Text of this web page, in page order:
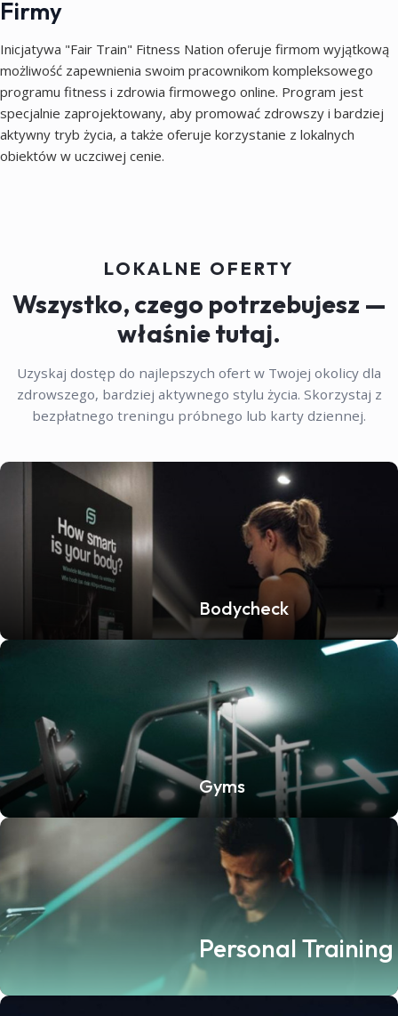
Firmy
Inicjatywa "Fair Train" Fitness Nation oferuje firmom wyjątkową
możliwość zapewnienia swoim pracownikom kompleksowego
programu fitness i zdrowia firmowego online. Program jest
specjalnie zaprojektowany, aby promować zdrowszy i bardziej
aktywny tryb życia, a także oferuje korzystanie z lokalnych
obiektów w uczciwej cenie.
LOKALNE OFERTY
Wszystko, czego potrzebujesz —
właśnie tutaj.
Uzyskaj dostęp do najlepszych ofert w Twojej okolicy dla
zdrowszego, bardziej aktywnego stylu życia. Skorzystaj z
bezpłatnego treningu próbnego lub karty dziennej.
Bodycheck
Gyms
Personal Training